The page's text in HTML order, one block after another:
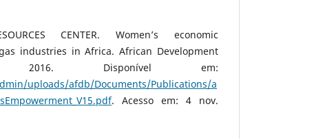
CENTER. Women’s economic
industries in Africa. African Development
2016. Disponível em:
uploads/afdb/Documents/Publications/a
. Acesso em: 4 nov.